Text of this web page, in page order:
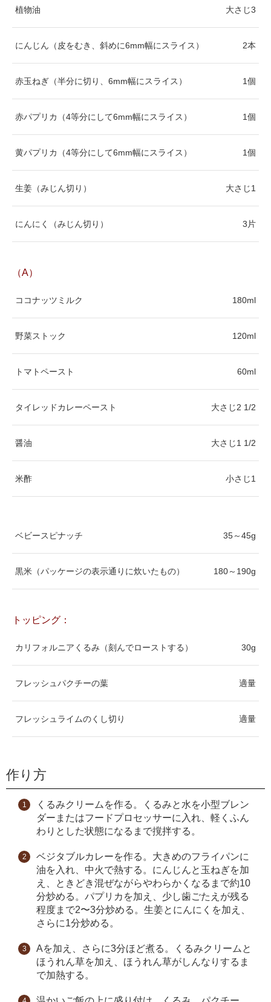
植物油 大さじ3
にんじん（皮をむき、斜めに6mm幅にスライス） 2本
赤玉ねぎ（半分に切り、6mm幅にスライス） 1個
赤パプリカ（4等分にして6mm幅にスライス） 1個
黄パプリカ（4等分にして6mm幅にスライス） 1個
生姜（みじん切り） 大さじ1
にんにく（みじん切り） 3片
（A）
ココナッツミルク 180ml
野菜ストック 120ml
トマトペースト 60ml
タイレッドカレーペースト 大さじ2 1/2
醤油 大さじ1 1/2
米酢 小さじ1
ベビースピナッチ 35～45g
黒米（パッケージの表示通りに炊いたもの） 180～190g
トッピング：
カリフォルニアくるみ（刻んでローストする） 30g
フレッシュパクチーの葉 適量
フレッシュライムのくし切り 適量
作り方
くるみクリームを作る。くるみと水を小型ブレン
ダーまたはフードプロセッサーに入れ、軽くふん
わりとした状態になるまで撹拌する。
ベジタブルカレーを作る。大きめのフライパンに
油を入れ、中火で熱する。にんじんと玉ねぎを加
え、ときどき混ぜながらやわらかくなるまで約10
分炒める。パプリカを加え、少し歯ごたえが残る
程度まで2〜3分炒める。生姜とにんにくを加え、
さらに1分炒める。
Aを加え、さらに3分ほど煮る。くるみクリームと
ほうれん草を加え、ほうれん草がしんなりするま
で加熱する。